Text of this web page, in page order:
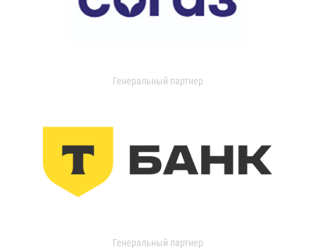
Генеральный партнер
Генеральный партнер